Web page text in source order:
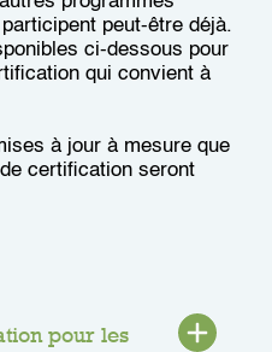
peut-être déjà.
ci-dessous pour
qui convient à
à jour à mesure que
certification seront
pour les